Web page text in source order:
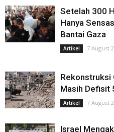
Setelah 300
Hanya
Bantai Gaza
Artikel 7 August
Rekonstruksi
Masih Defisit
Artikel 7 August
Israel